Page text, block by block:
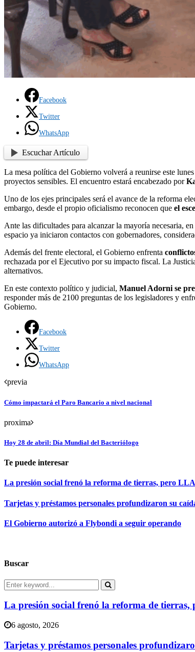
Facebook
Twitter
WhatsApp
Escuchar Artículo
La mesa política del Gobierno volverá a reunirse este
proyectos sensibles. El encuentro estará encabezado por
Uno de los ejes principales será el avance de la reforma
embargo, desde el propio oficialismo reconocen que el
Ante las dificultades para alcanzar la mayoría necesaria,
espacio ya iniciaron contactos con gobernadores,
Además del frente electoral, el Gobierno enfrenta
rechazada por el Ejecutivo por su impacto fiscal. La
alternativos.
En este contexto político y judicial, Manuel Adorni se
responder más de 2100 preguntas de los legisladores y
Gobierno.
Facebook
Twitter
WhatsApp
previa
Cómo impactará el Paro Bancario a nivel nacional
proxima
Hoy 28 de abril: Día Mundial del Bacteriólogo
Te puede interesar
La presión social frenó la reforma de tierras, pero
Tarjetas y préstamos personales profundizaron su
El Gobierno autorizó a Flybondi a seguir operando
Buscar
Search
for:
Search
La presión social frenó la reforma de
6 agosto, 2026
Tarjetas y préstamos personales